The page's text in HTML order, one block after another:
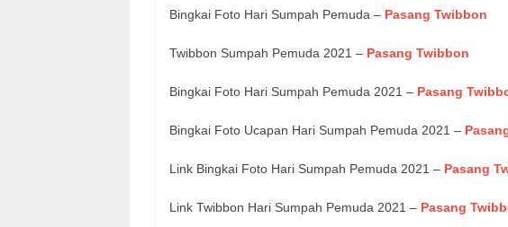
Bingkai Foto Hari Sumpah Pemuda – Pasang Twibbon
Twibbon Sumpah Pemuda 2021 – Pasang Twibbon
Bingkai Foto Hari Sumpah Pemuda 2021 – Pasang
Bingkai Foto Ucapan Hari Sumpah Pemuda 2021 –
Link Bingkai Foto Hari Sumpah Pemuda 2021 – Pasang
Link Twibbon Hari Sumpah Pemuda 2021 – Pasang